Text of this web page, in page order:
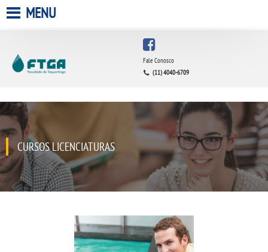
A FACULDADE
QUEM SOMOS
INFRAESTRUTURA
MENU
Fale Conosco
(11) 4040-6709
CURSOS LICENCIATURAS